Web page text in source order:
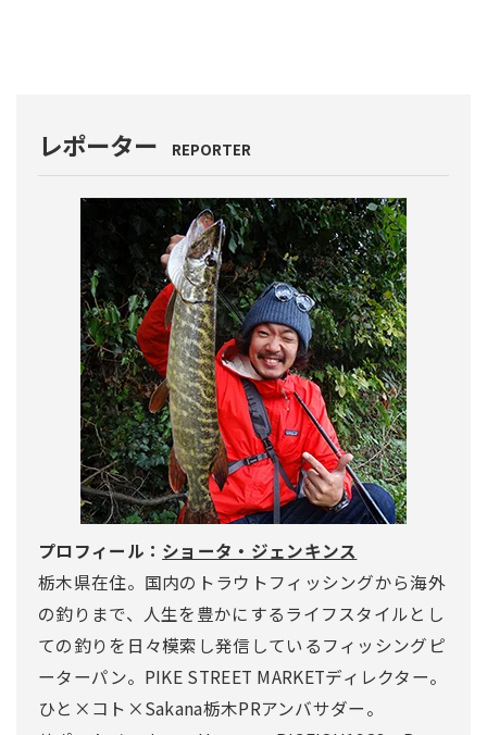
レポーター REPORTER
プロフィール： ショータ・ジェンキンス
栃木県在住。国内のトラウトフィッシングから海外
の釣りまで、人生を豊かにするライフスタイルとし
ての釣りを日々模索し発信しているフィッシングピ
ーターパン。PIKE STREET MARKETディレクター。
ひと×コト×Sakana栃木PRアンバサダー。